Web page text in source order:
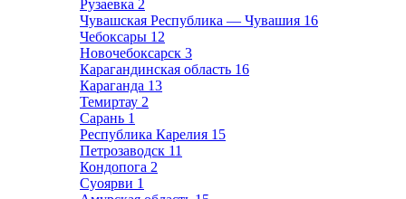
Рузаевка 2
Чувашская Республика — Чувашия 16
Чебоксары 12
Новочебоксарск 3
Карагандинская область 16
Караганда 13
Темиртау 2
Сарань 1
Республика Карелия 15
Петрозаводск 11
Кондопога 2
Суоярви 1